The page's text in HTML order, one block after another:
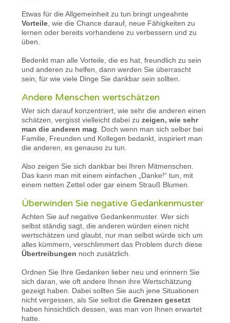
Etwas für die Allgemeinheit zu tun bringt ungeahnte
Vorteile , wie die Chance darauf, neue Fähigkeiten zu
lernen oder bereits vorhandene zu verbessern und zu
üben.
Bedenkt man alle Vorteile, die es hat, freundlich zu sein
und anderen zu helfen, dann werden Sie überrascht
sein, für wie viele Dinge Sie dankbar sein sollten.
Andere Menschen wertschätzen
Wer sich darauf konzentriert, wie sehr die anderen einen
schätzen, vergisst vielleicht dabei zuzeigen, wie sehr
man die anderen mag . Doch wenn man sich selber bei
Familie, Freunden und Kollegen bedankt, inspiriert man
die anderen, es genauso zu tun.
Also zeigen Sie sich dankbar bei Ihren Mitmenschen.
Das kann man mit einem einfachen „Danke!“ tun, mit
einem netten Zettel oder gar einem Strauß Blumen.
Überwinden Sie negative Gedankenmuster
Achten Sie auf negative Gedankenmuster. Wer sich
selbst ständig sagt, die anderen würden einen nicht
wertschätzen und glaubt, nur man selbst würde sich um
alles kümmern, verschlimmert das Problem durch diese
Übertreibungen noch zusätzlich.
Ordnen Sie Ihre Gedanken lieber neu und erinnern Sie
sich daran, wie oft andere Ihnen ihre Wertschätzung
gezeigt haben. Dabei sollten Sie auch jene Situationen
nicht vergessen, als Sie selbst dieGrenzen gesetzt
haben hinsichtlich dessen, was man von Ihnen erwartet
hatte.